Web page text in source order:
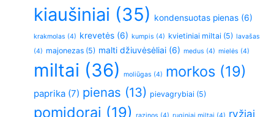
kiaušiniai (35) kondensuotas pienas (6)
krakmolas (4) krevetės (6) kumpis (4) kvietiniai miltai (5) lavašas
(4) majonezas (5) malti džiuvėsėliai (6) medus (4) mielės (4)
miltai (36) moliūgas (4) morkos (19)
paprika (7) pienas (13) pievagrybiai (5)
pomidorai (19) razinos (4) ruginiai miltai (4) ryžiai